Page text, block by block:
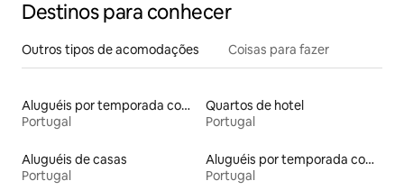
Destinos para conhecer
Outros tipos de acomodações Coisas para fazer
Aluguéis por temporada com acesso ao lago
Portugal
Quartos de hotel
Portugal
Aluguéis de casas
Portugal
Aluguéis por temporada com caiaque
Portugal